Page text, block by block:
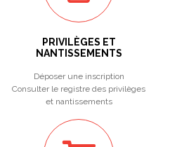
PRIVILÈGES ET
NANTISSEMENTS
Déposer une inscription
Consulter le registre des privilèges
et nantissements